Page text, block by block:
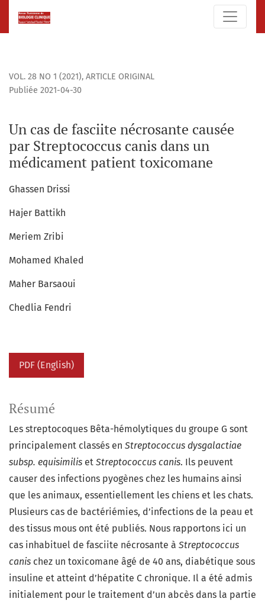
Un cas de fasciite nécrosante causée par Streptococcus
VOL. 28 NO 1 (2021), ARTICLE ORIGINAL
Un cas de fasciite nécrosante causée
par Streptococcus canis dans un
médicament patient toxicomane
Publiée 2021-04-30
Ghassen Drissi
Hajer Battikh
Meriem Zribi
Mohamed Khaled
Maher Barsaoui
Chedlia Fendri
PDF (English)
Résumé
Les streptocoques Bêta-hémolytiques du groupe G sont
principalement classés en Streptococcus dysgalactiae
subsp. equisimilis et Streptococcus canis. Ils peuvent
causer des infections pyogènes chez les humains ainsi
que les animaux, essentiellement les chiens et les chats.
Plusieurs cas de bactériémies, d’infections de la peau et
des tissus mous ont été publiés. Nous rapportons ici un
cas inhabituel de fasciite nécrosante à Streptococcus
canis chez un toxicomane âgé de 40 ans, diabétique sous
insuline et atteint d’hépatite C chronique. Il a été admis
initialement pour le traitement d’un abcès dans la partie